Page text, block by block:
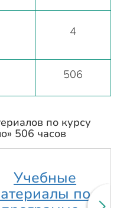
4
506
по курсу
506 часов